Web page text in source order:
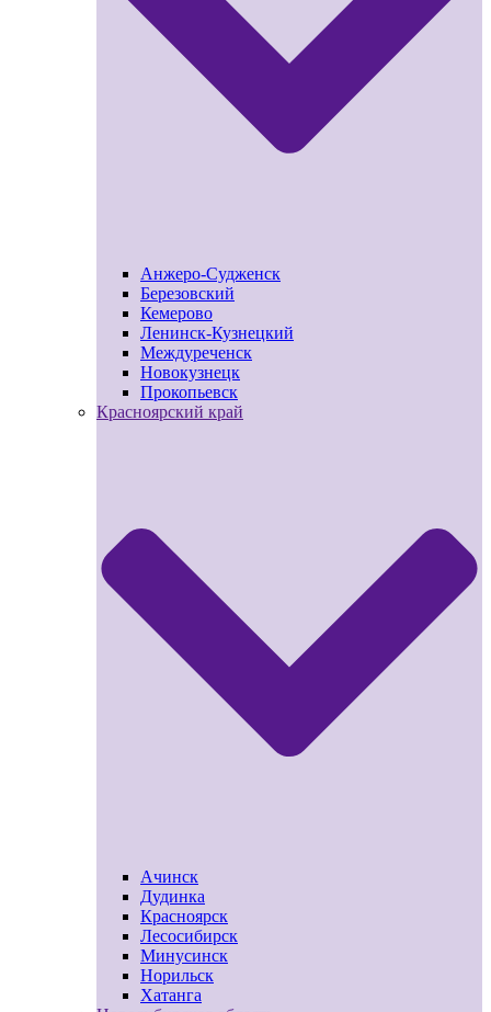
Анжеро-Судженск
Березовский
Кемерово
Ленинск-Кузнецкий
Междуреченск
Новокузнецк
Прокопьевск
Красноярский край
Ачинск
Дудинка
Красноярск
Лесосибирск
Минусинск
Норильск
Хатанга